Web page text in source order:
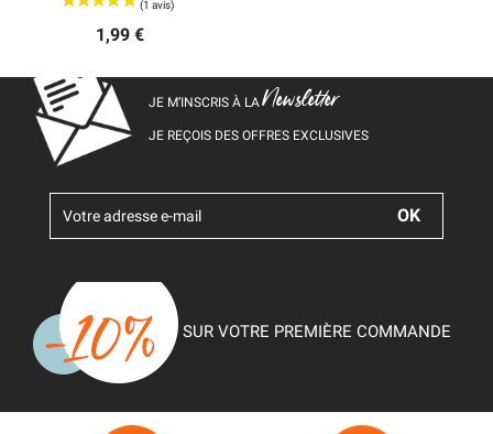
1,99 €
JE M’INSCRIS À LANewsletter
JE REÇOIS DES OFFRES EXCLUSIVES
SUR VOTRE PREMIÈRE COMMANDE